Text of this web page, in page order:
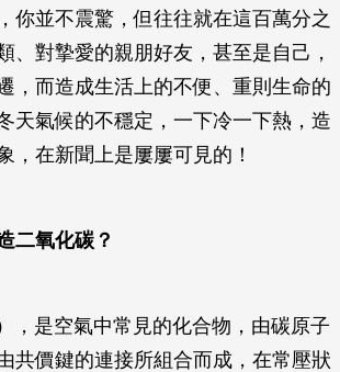
你並不震驚，但往往就在這百萬分之
、對摯愛的親朋好友，甚至是自己，
，而造成生活上的不便、重則生命的
天氣候的不穩定，一下冷一下熱，造
，在新聞上是屢屢可見的！
二氧化碳？
，是空氣中常見的化合物，由碳原子
共價鍵的連接所組合而成，在常壓狀